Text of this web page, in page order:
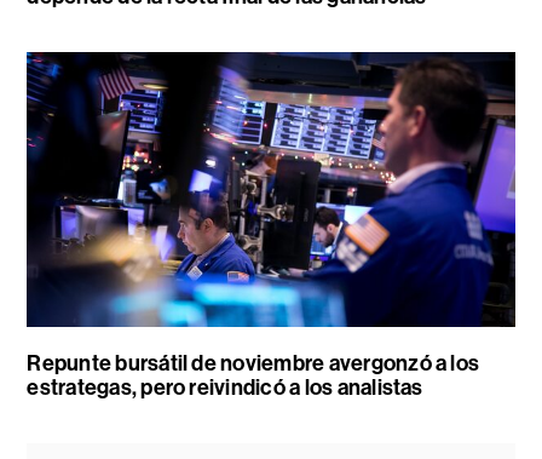
Repunte bursátil de noviembre avergonzó a los
estrategas, pero reivindicó a los analistas